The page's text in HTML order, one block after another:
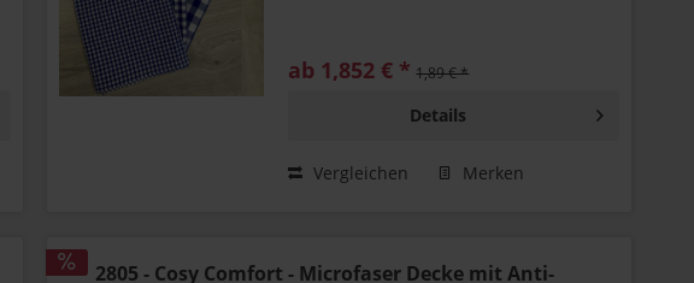
ab 1,852 € * 1,89 € *
Details
Vergleichen Merken
2805 - Cosy Comfort - Microfaser Decke mit Anti-